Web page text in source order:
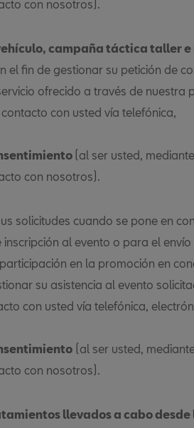
con nosotros).
campaña táctica taller e
el fin de gestionar su petición de
ofrecido a través de nuestra
con usted vía telefónica,
(al ser usted,
con nosotros).
solicitudes cuando se pone en
al evento o para el envío
en la promoción en
su asistencia al evento
con usted vía telefónica,
(al ser usted,
con nosotros).
llevados a cabo desde